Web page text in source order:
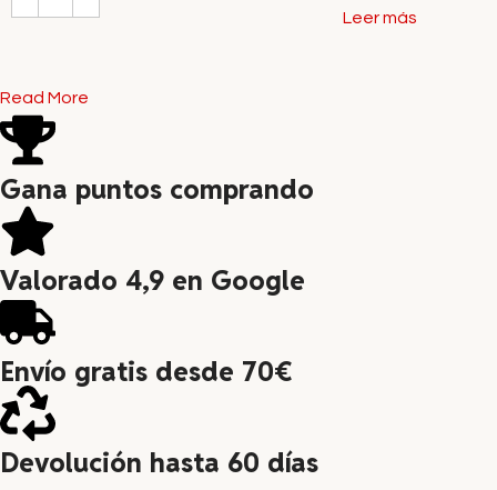
Leer más
Read More
Gana puntos comprando
Valorado 4,9 en Google
Envío gratis desde 70€
Devolución hasta 60 días